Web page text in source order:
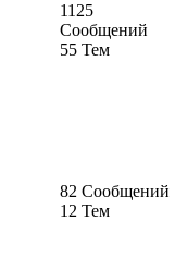
1125
Сообщений
55 Тем
82 Сообщений
12 Тем